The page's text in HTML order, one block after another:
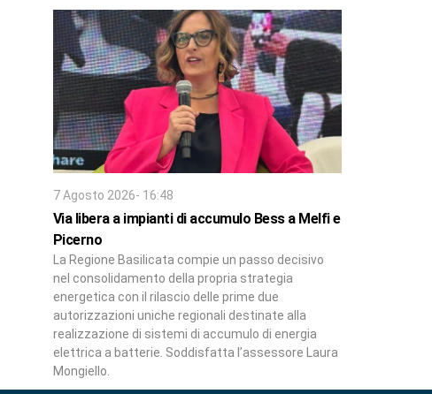
7 Agosto 2026- 16:48
Via libera a impianti di accumulo Bess a Melfi e
Picerno
La Regione Basilicata compie un passo decisivo
nel consolidamento della propria strategia
energetica con il rilascio delle prime due
autorizzazioni uniche regionali destinate alla
realizzazione di sistemi di accumulo di energia
elettrica a batterie. Soddisfatta l’assessore Laura
Mongiello.